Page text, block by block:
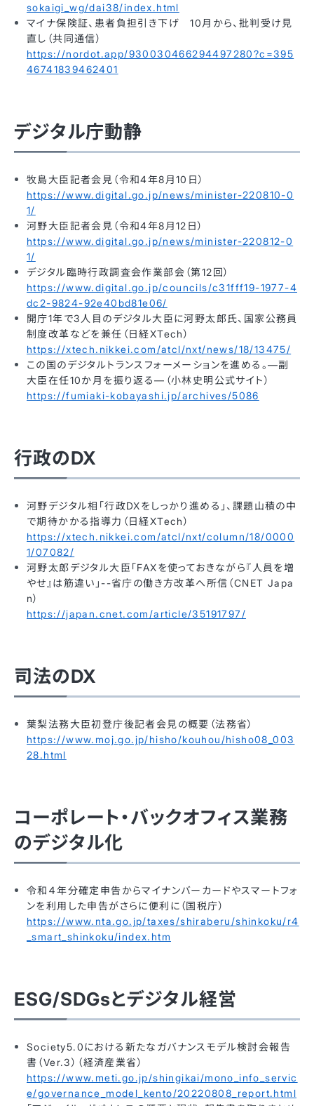
sokaigi_wg/dai38/index.html
マイナ保険証、患者負担引き下げ 10月から、批判受け見
直し（共同通信）
https://nordot.app/930030466294497280?c=395
46741839462401
デジタル庁動静
牧島大臣記者会見（令和4年8月10日）
https://www.digital.go.jp/news/minister-220810-0
1/
河野大臣記者会見（令和4年8月12日）
https://www.digital.go.jp/news/minister-220812-0
1/
デジタル臨時行政調査会作業部会（第12回）
https://www.digital.go.jp/councils/c31fff19-1977-4
dc2-9824-92e40bd81e06/
開庁1年で3人目のデジタル大臣に河野太郎氏、国家公務員
制度改革などを兼任（日経XTech）
https://xtech.nikkei.com/atcl/nxt/news/18/13475/
この国のデジタルトランスフォーメーションを進める。—副
大臣在任10か月を振り返る—（小林史明公式サイト）
https://fumiaki-kobayashi.jp/archives/5086
行政のDX
河野デジタル相「行政DXをしっかり進める」、課題山積の中
で期待かかる指導力（日経XTech）
https://xtech.nikkei.com/atcl/nxt/column/18/0000
1/07082/
河野太郎デジタル大臣「FAXを使っておきながら『人員を増
やせ』は筋違い」--省庁の働き方改革へ所信（CNET Japa
n）
https://japan.cnet.com/article/35191797/
司法のDX
葉梨法務大臣初登庁後記者会見の概要（法務省）
https://www.moj.go.jp/hisho/kouhou/hisho08_003
28.html
コーポレート・バックオフィス業務
のデジタル化
令和４年分確定申告からマイナンバーカードやスマートフォ
ンを利用した申告がさらに便利に（国税庁）
https://www.nta.go.jp/taxes/shiraberu/shinkoku/r4
_smart_shinkoku/index.htm
ESG/SDGsとデジタル経営
Society5.0における新たなガバナンスモデル検討会報告
書（Ver.3）（経済産業省）
https://www.meti.go.jp/shingikai/mono_info_servic
e/governance_model_kento/20220808_report.html